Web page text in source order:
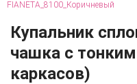
FIANETA_8100_Коричневый
Купальник
чашка с
каркасов)